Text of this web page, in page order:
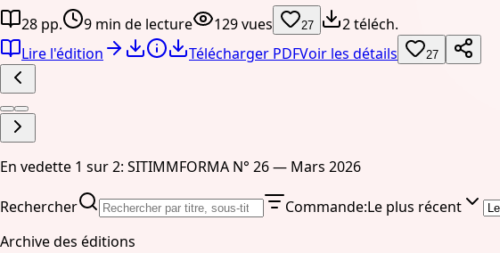
28 pp. 9 min de lecture 129 vues 27
2 téléch.
Lire l'édition
Télécharger PDFVoir les détails 27
En vedette 1 sur 2: SITIMMFORMA N° 26 — Mars 2026
Rechercher Commande:Le plus récent
Archive des éditions